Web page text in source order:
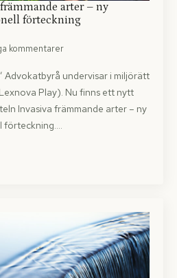
arter – ny
förteckning
kommentarer
Advokatbyrå undervisar i miljörätt
Play). Nu finns ett nytt
Invasiva främmande arter – ny
förteckning.…